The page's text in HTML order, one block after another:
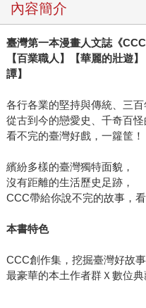
失的大溪的種種，都瀏覽
道也都被畫進了《神之鄉
春、燦爛閃耀，融合在大溪
可細細品嚐，不管是陣頭
騎馬雕像，或是大漢溪邊的
錄、訪談的成果，連人物的
繪都有作者的巧思和心意在
受關注的台灣原創漫畫，搭
內容簡介
臺灣第一本漫畫人文誌《
【百業職人】【華麗的壯遊
譚】
各行各業的堅持與傳統、三百
從古到今的戀愛史、千奇百
看不完的臺灣好戲，一籮筐！
繽紛多樣的臺灣獨特面貌，
沒有距離的生活歷史足跡，
CCC帶給你說不完的故事，看
本書特色
CCC創作集，挖掘臺灣好故事
最豪華的本土作者群Ｘ數位